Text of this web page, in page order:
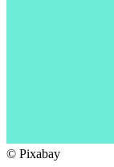
© Pixabay